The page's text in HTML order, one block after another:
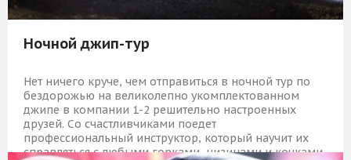
Ночной джип-тур
Нет ничего круче, чем отправиться в ночной тур по
бездорожью на великолепно укомплектованном
джипе в компании 1-2 решительно настроенных
друзей. Со счастливчиками поедет
профессиональный инструктор, который научит их
справляться с любыми горками, низинами и кочками.